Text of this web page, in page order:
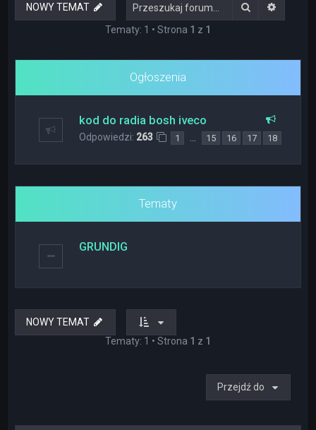
NOWY TEMAT Szukaj
Tematy: 1 • Strona 1 z 1
Ogłoszenia
kod do radia bosh iveco
Odpowiedzi: 263 1 … 15 16 17 18
Tematy
GRUNDIG
NOWY TEMAT
Tematy: 1 • Strona 1 z 1
Przejdź do